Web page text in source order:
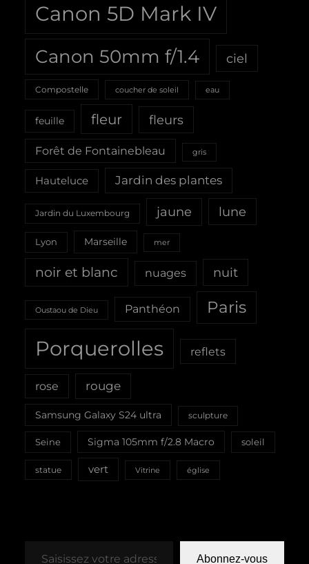
Canon 5D Mark IV
Canon 50mm f/1.4 ciel
Compostelle coucher de soleil eau
feuille fleur fleurs
Forêt de Fontainebleau gris
Hauteluce Jardin des plantes
Jardin du Luxembourg jaune lune
Lyon Marseille mer
noir et blanc nuages nuit
Oustaou de Dieu Panthéon Paris
Porquerolles reflets
rose rouge
Samsung Galaxy S24 ultra sculpture
Seine Sigma 105mm f/2.8 Macro soleil
statue vert Vitrine église
Abonnez-vous